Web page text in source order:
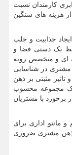
کارمندان نسبت
هزینه های سنگین
جذابیت و جلب
یک دستی فضا و
ای و متخصص روبه
مشتری در شناسایی
مثبتی بر ذهن
یک مجموعه محسوب
برخورد با مشتریان
مانتو اداری برای
ذهن مشتری ضروری